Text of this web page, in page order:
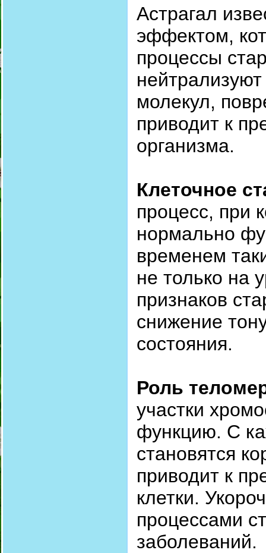
Астрагал
эффектом,
процессы
молекул,
приводит к
организма.
Клеточное
процесс, при
нормально
временем
не только на
признаков
снижение
состояния.
Роль
участки
функцию. С
становятся
приводит к
клетки.
процессами
заболеваний.